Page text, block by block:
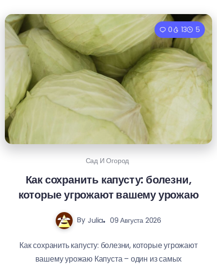
0 13 5
Сад И Огород
Как сохранить капусту: болезни,
которые угрожают вашему урожаю
By Julia 09 Августа 2026
Как сохранить капусту: болезни, которые угрожают
вашему урожаю Капуста – один из самых